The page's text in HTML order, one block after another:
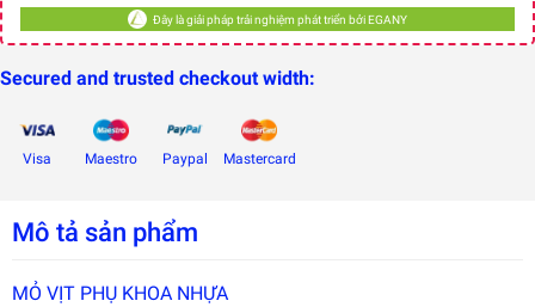
Đây là giải pháp trải nghiệm phát triển bởi EGANY
Secured and trusted checkout width:
Visa Maestro Paypal Mastercard
Mô tả sản phẩm
MỎ VỊT PHỤ KHOA NHỰA